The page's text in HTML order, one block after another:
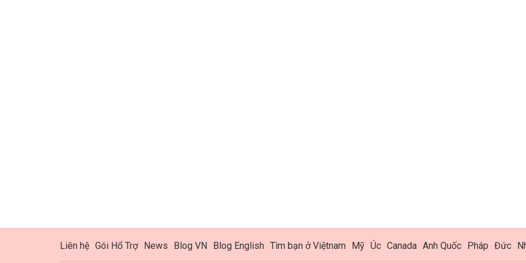
Liên hệ Gói Hổ Trợ News Blog VN Blog English Tìm bạn ở Việtnam Mỹ Úc Canada Anh Quốc Pháp Đức